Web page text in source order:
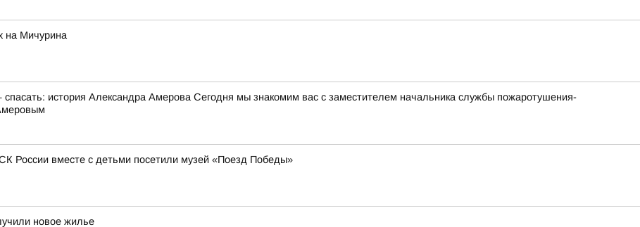
на Мичурина
история Александра Амерова Сегодня мы знакомим вас с заместителем начальника службы пожаротушения-
России вместе с детьми посетили музей «Поезд Победы»
новое жилье